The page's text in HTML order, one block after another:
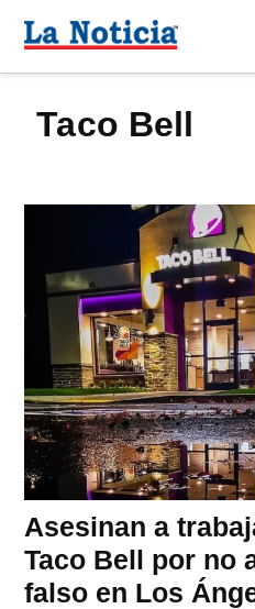
Para mantenerte
contenido
Taco Bell
Asesinan a
Taco Bell por no
falso en Los